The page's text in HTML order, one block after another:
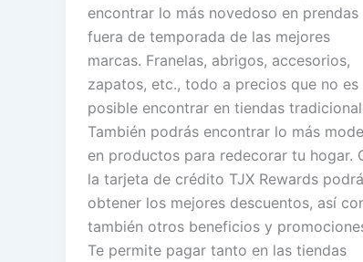
encontrar lo más novedoso en prendas
fuera de temporada de las mejores
marcas. Franelas, abrigos, accesorios,
zapatos, etc., todo a precios que no es
posible encontrar en tiendas
También podrás encontrar lo más
en productos para redecorar tu hogar.
la tarjeta de crédito TJX Rewards
obtener los mejores descuentos, así
también otros beneficios y
Te permite pagar tanto en las tiendas